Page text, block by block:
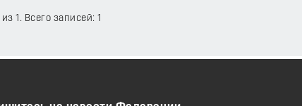
1. Всего записей: 1